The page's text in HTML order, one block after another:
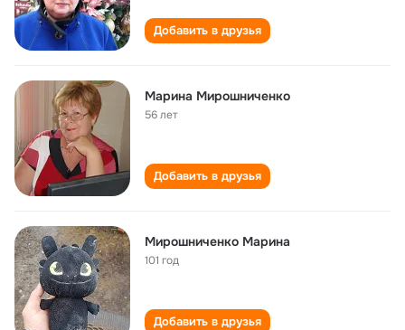
Добавить в друзья
Марина Мирошниченко
56 лет
Добавить в друзья
Мирошниченко Марина
101 год
Добавить в друзья